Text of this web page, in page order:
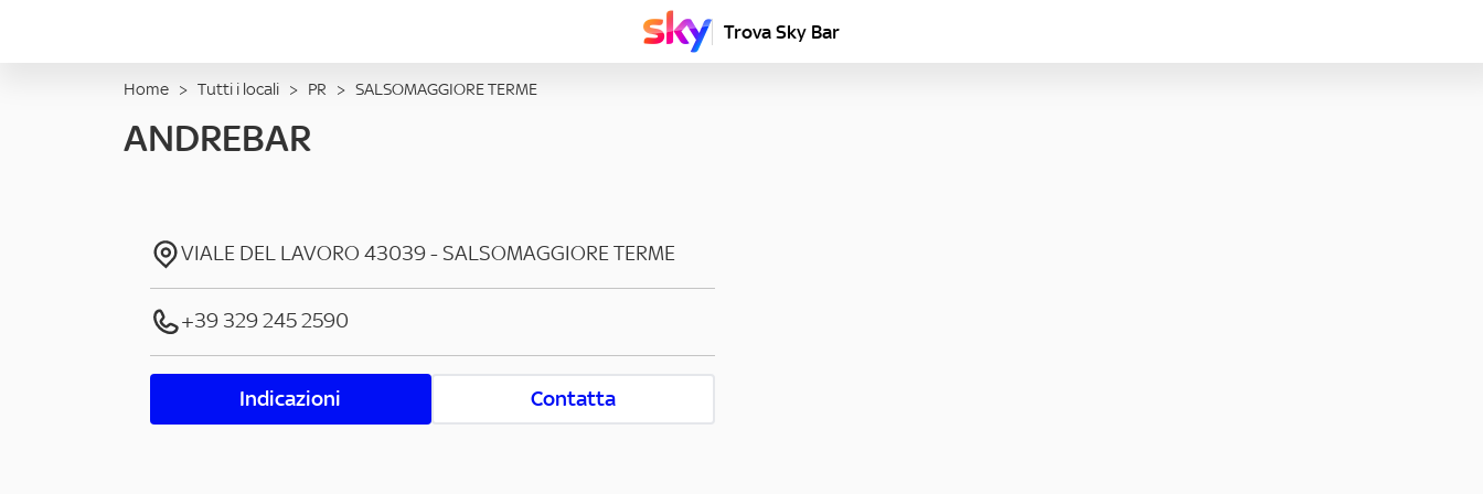
Trova Sky Bar
Home > Tutti i locali > PR > SALSOMAGGIORE TERME
ANDREBAR
VIALE DEL LAVORO 43039- SALSOMAGGIORE TERME
+39 329 245 2590
Indicazioni Contatta